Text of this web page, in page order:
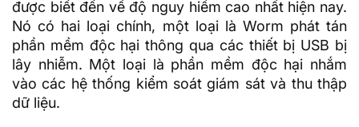
được biết đến về độ nguy hiểm cao nhất hiện nay.
Nó có hai loại chính, một loại là Worm phát tán
phần mềm độc hại thông qua các thiết bị USB bị
lây nhiễm. Một loại là phần mềm độc hại nhắm
vào các hệ thống kiểm soát giám sát và thu thập
dữ liệu.